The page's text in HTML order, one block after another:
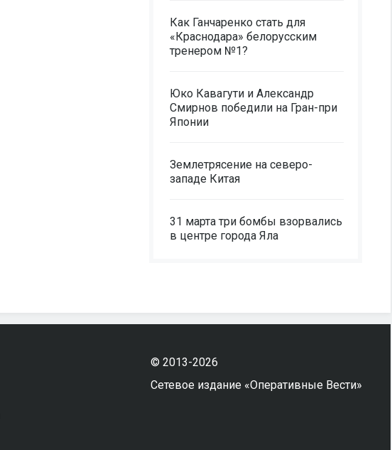
Как Ганчаренко стать для
«Краснодара» белорусским
тренером №1?
Юко Кавагути и Александр
Смирнов победили на Гран-при
Японии
Землетрясение на северо-
западе Китая
31 марта три бомбы взорвались
в центре города Яла
© 2013-2026
Сетевое издание «Оперативные Вести»